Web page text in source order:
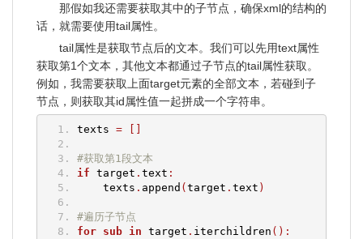
那假如我还需要获取其中的子节点，确保xml的结构的
话，就需要使用tail属性。
tail属性是获取节点后的文本。我们可以先用text属性
获取第1个文本，其他文本都通过子节点的tail属性获取。
例如，我需要获取上面target元素的全部文本，若碰到子
节点，则获取其id属性值一起拼成一个字符串。
texts =
#获取第1段文本
if target . text :
texts . append ( target . text )
#遍历子节点
for
sub in target . iterchildren ():